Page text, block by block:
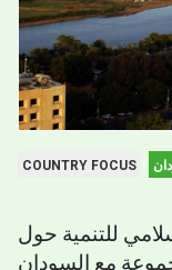
COUNTRY FOCUS
للتنمية حول
مع السودان